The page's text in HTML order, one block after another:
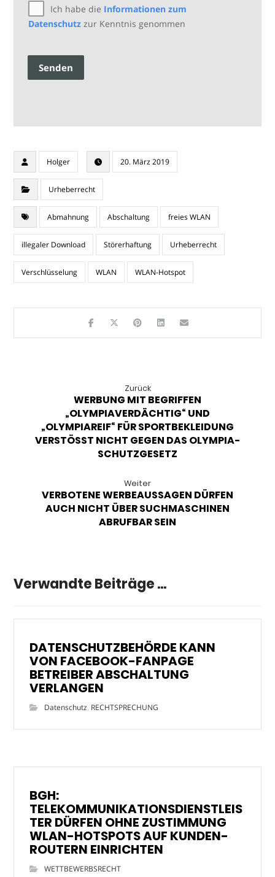
Ich habe die Informationen zum
Datenschutzzur Kenntnis genommen
Senden
Holger 20. März 2019
Urheberrecht
Abmahnung Abschaltung freies WLAN
illegaler Download Störerhaftung Urheberrecht
Verschlüsselung WLAN WLAN-Hotspot
Zurück
WERBUNG MIT BEGRIFFEN
„OLYMPIAVERDÄCHTIG“ UND
„OLYMPIAREIF“ FÜR SPORTBEKLEIDUNG
VERSTÖSST NICHT GEGEN DAS OLYMPIA-
SCHUTZGESETZ
Weiter
VERBOTENE WERBEAUSSAGEN DÜRFEN
AUCH NICHT ÜBER SUCHMASCHINEN
ABRUFBAR SEIN
Verwandte Beiträge ...
DATENSCHUTZBEHÖRDE KANN
VON FACEBOOK-FANPAGE
BETREIBER ABSCHALTUNG
VERLANGEN
Datenschutz, RECHTSPRECHUNG
BGH:
TELEKOMMUNIKATIONSDIENSTLEIS
TER DÜRFEN OHNE ZUSTIMMUNG
WLAN-HOTSPOTS AUF KUNDEN-
ROUTERN EINRICHTEN
WETTBEWERBSRECHT